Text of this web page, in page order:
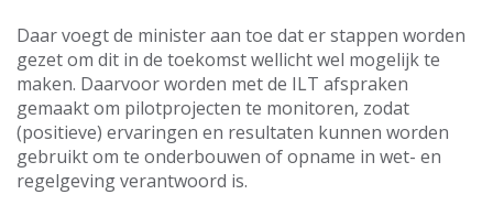
Daar voegt de minister aan toe dat er stappen worden
gezet om dit in de toekomst wellicht wel mogelijk te
maken. Daarvoor worden met de ILT afspraken
gemaakt om pilotprojecten te monitoren, zodat
(positieve) ervaringen en resultaten kunnen worden
gebruikt om te onderbouwen of opname in wet- en
regelgeving verantwoord is.